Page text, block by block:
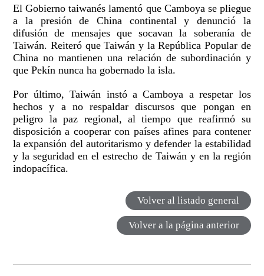
El Gobierno taiwanés lamentó que Camboya se pliegue
a la presión de China continental y denunció la
difusión de mensajes que socavan la soberanía de
Taiwán. Reiteró que Taiwán y la República Popular de
China no mantienen una relación de subordinación y
que Pekín nunca ha gobernado la isla.
Por último, Taiwán instó a Camboya a respetar los
hechos y a no respaldar discursos que pongan en
peligro la paz regional, al tiempo que reafirmó su
disposición a cooperar con países afines para contener
la expansión del autoritarismo y defender la estabilidad
y la seguridad en el estrecho de Taiwán y en la región
indopacífica.
Volver al listado general
Volver a la página anterior